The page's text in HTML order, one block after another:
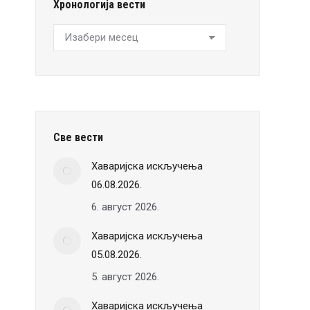
Хронологија вести
Хронологија
вести
Све вести
Хаваријска искључења
06.08.2026.
6. август 2026.
Хаваријска искључења
05.08.2026.
5. август 2026.
Хаваријска искључења